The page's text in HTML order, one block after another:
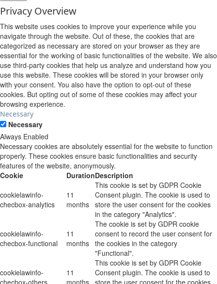
Privacy Overview
This website uses cookies to improve your experience while you
navigate through the website. Out of these, the cookies that are
categorized as necessary are stored on your browser as they are
essential for the working of basic functionalities of the website. We also
use third-party cookies that help us analyze and understand how you
use this website. These cookies will be stored in your browser only
with your consent. You also have the option to opt-out of these
cookies. But opting out of some of these cookies may affect your
browsing experience.
Necessary
Necessary
Always Enabled
Necessary cookies are absolutely essential for the website to function
properly. These cookies ensure basic functionalities and security
features of the website, anonymously.
Cookie
DurationDescription
cookielawinfo-
checbox-analytics
11
months
This cookie is set by GDPR Cookie
Consent plugin. The cookie is used to
store the user consent for the cookies
in the category "Analytics".
cookielawinfo-
checbox-functional
11
months
The cookie is set by GDPR cookie
consent to record the user consent for
the cookies in the category
"Functional".
cookielawinfo-
checbox-others
11
months
This cookie is set by GDPR Cookie
Consent plugin. The cookie is used to
store the user consent for the cookies